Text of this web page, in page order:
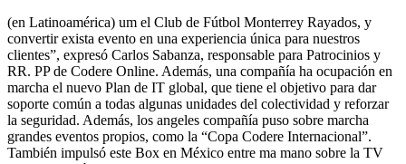
(en Latinoamérica) um el Club de Fútbol Monterrey Rayados, y
convertir exista evento en una experiencia única para nuestros
clientes”, expresó Carlos Sabanza, responsable para Patrocinios y
RR. PP de Codere Online. Además, una compañía ha ocupación en
marcha el nuevo Plan de IT global, que tiene el objetivo para dar
soporte común a todas algunas unidades del colectividad y reforzar
la seguridad. Además, los angeles compañía puso sobre marcha
grandes eventos propios, como la “Copa Codere Internacional”.
También impulsó este Box en México entre ma mano sobre la TV